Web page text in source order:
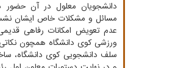
دانشجویان معلول در آن
مسائل و مشکلات خاص ایشان
عدم تعویض امکانات رفاهی
ورزشی کوی دانشگاه همچون
سلف دانشجویی کوی دانشگاه،